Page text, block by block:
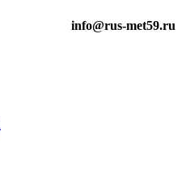
info@rus-met59.ru